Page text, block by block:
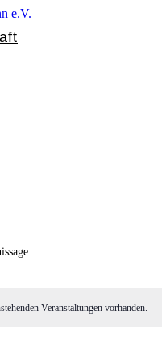
Veranstaltungen vorhanden.